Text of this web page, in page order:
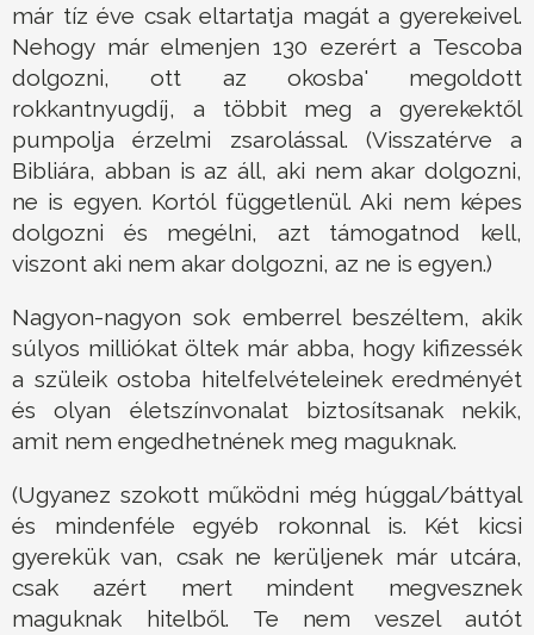
már tíz éve csak eltartatja magát a gyerekeivel.
Nehogy már elmenjen 130 ezerért a Tescoba
dolgozni, ott az okosba' megoldott
rokkantnyugdíj, a többit meg a gyerekektől
pumpolja érzelmi zsarolással. (Visszatérve a
Bibliára, abban is az áll, aki nem akar dolgozni,
ne is egyen. Kortól függetlenül. Aki nem képes
dolgozni és megélni, azt támogatnod kell,
viszont aki nem akar dolgozni, az ne is egyen.)
Nagyon-nagyon sok emberrel beszéltem, akik
súlyos milliókat öltek már abba, hogy kifizessék
a szüleik ostoba hitelfelvételeinek eredményét
és olyan életszínvonalat biztosítsanak nekik,
amit nem engedhetnének meg maguknak.
(Ugyanez szokott működni még húggal/báttyal
és mindenféle egyéb rokonnal is. Két kicsi
gyerekük van, csak ne kerüljenek már utcára,
csak azért mert mindent megvesznek
maguknak hitelből. Te nem veszel autót